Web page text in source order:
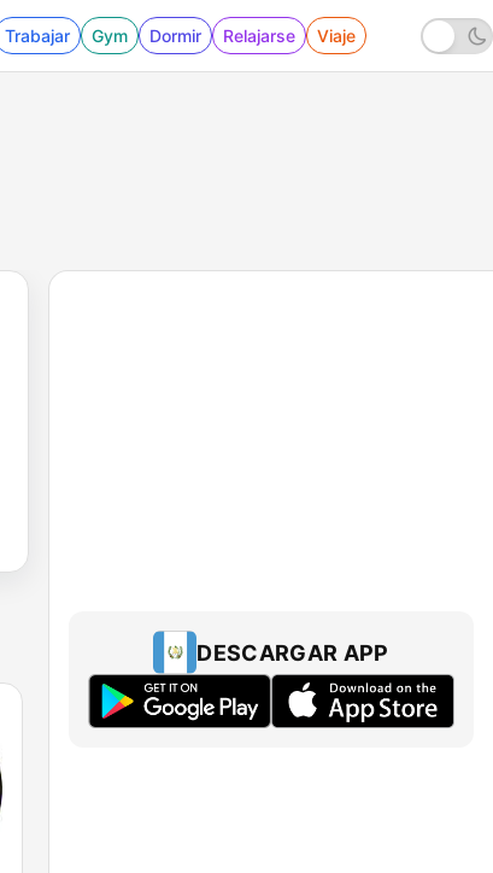
Trabajar Gym Dormir Relajarse Viaje
DESCARGAR APP